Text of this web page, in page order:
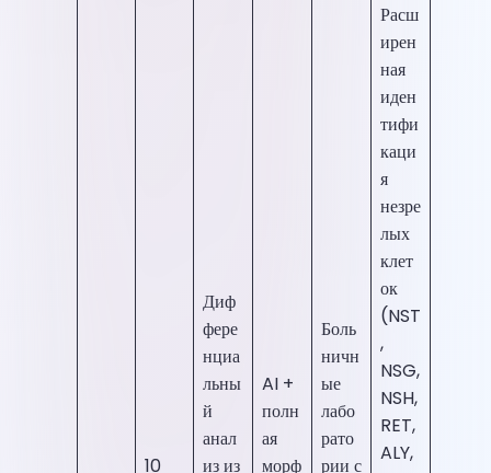
10
Диф
фере
нциа
льны
й
анал
из из
AI +
полн
ая
морф
Боль
ничн
ые
лабо
рато
рии с
Расш
ирен
ная
иден
тифи
каци
я
незре
лых
клет
ок
(NST
,
NSG,
NSH,
RET,
ALY,